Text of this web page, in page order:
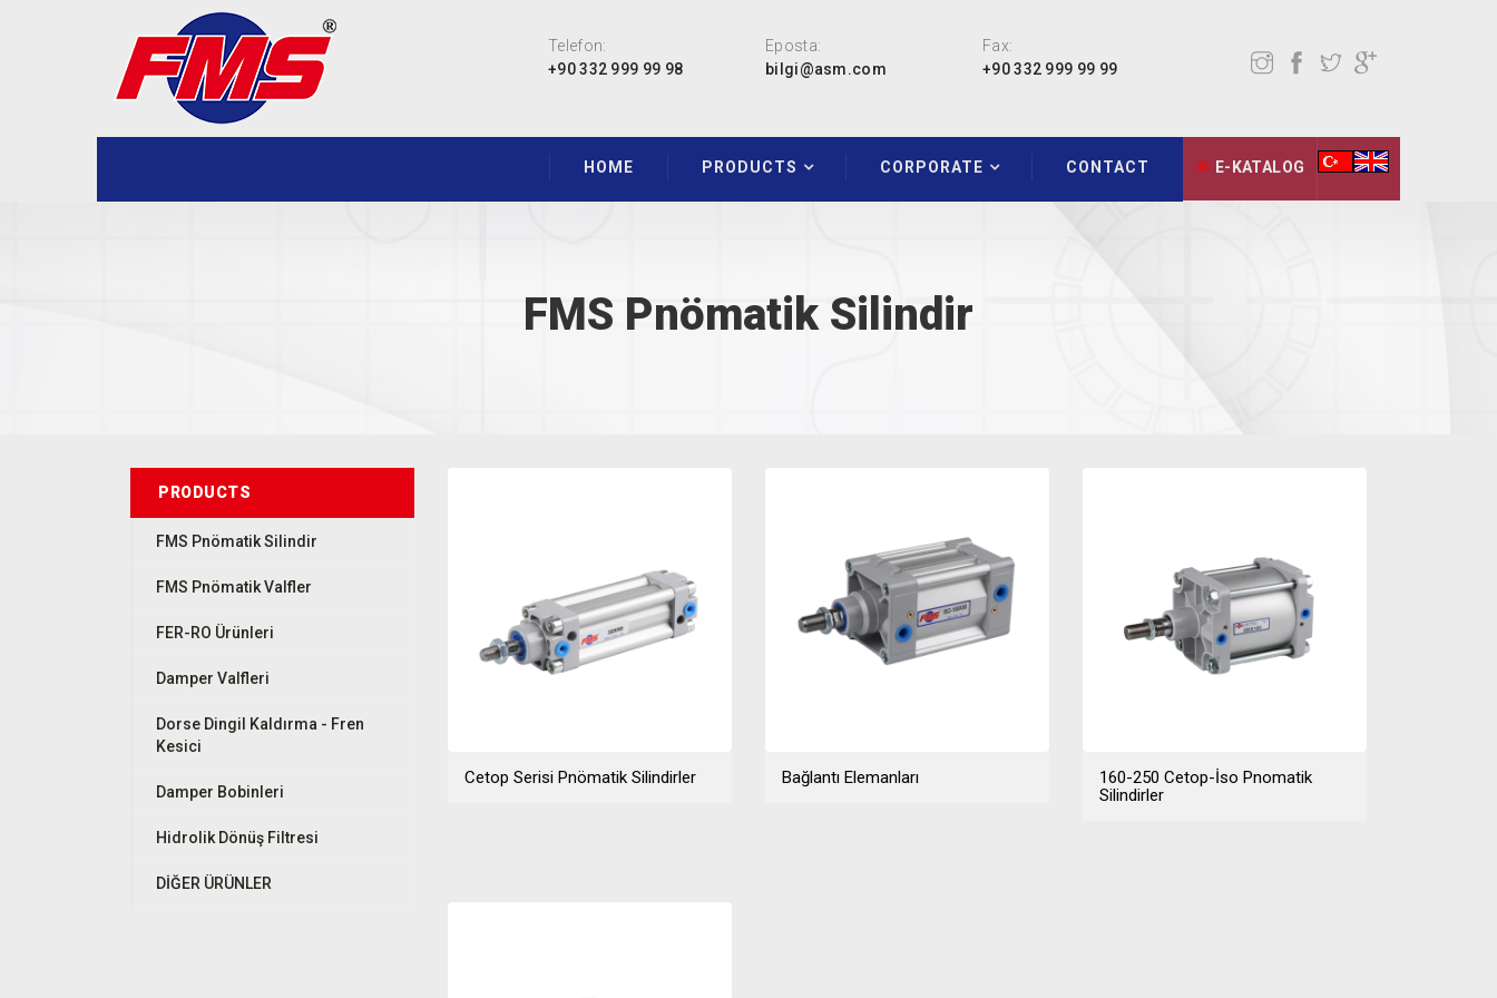
Telefon:
+90 332 999 99 98
Eposta:
bilgi@asm.com
Fax:
+90 332 999 99 99
HOME PRODUCTS CORPORATE CONTACT E-KATALOG
FMS Pnömatik Silindir
PRODUCTS
FMS Pnömatik Silindir
FMS Pnömatik Valfler
FER-RO Ürünleri
Damper Valfleri
Dorse Dingil Kaldırma - Fren
Kesici
Damper Bobinleri
Hidrolik Dönüş Filtresi
DİĞER ÜRÜNLER
Cetop Serisi Pnömatik Silindirler Bağlantı Elemanları
160-250 Cetop-İso Pnomatik
Silindirler